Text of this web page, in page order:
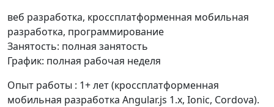
веб разработка, кроссплатформенная мобильная
разработка, программирование
Занятость: полная занятость
График: полная рабочая неделя
Опыт работы : 1+ лет (кроссплатформенная
мобильная разработка Angular.js 1.x, Ionic, Cordova).